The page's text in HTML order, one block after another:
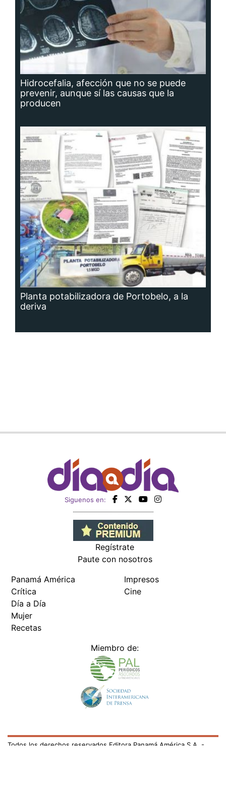
Hidrocefalia, afección que no se puede
prevenir, aunque sí las causas que la
producen
Planta potabilizadora de Portobelo, a la
deriva
Siguenos en:
Regístrate
Paute con nosotros
Panamá América
Crítica
Día a Día
Mujer
Recetas
Impresos
Cine
Miembro de:
Todos los derechos reservados Editora Panamá América S.A. -